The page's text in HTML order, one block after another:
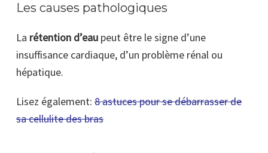
Les causes pathologiques
La rétention d’eau peut être le signe d’une
insuffisance cardiaque, d’un problème rénal ou
hépatique.
Lisez également: 8 astuces pour se débarrasser de
sa cellulite des bras